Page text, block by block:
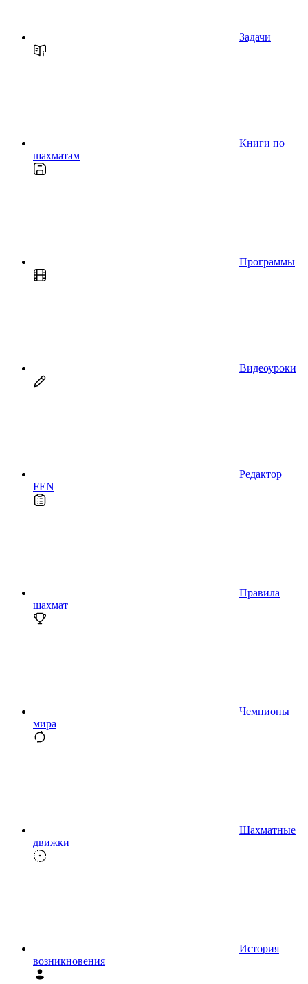
Задачи
Книги по
шахматам
Программы
Видеоуроки
Редактор
FEN
Правила
шахмат
Чемпионы
мира
Шахматные
движки
История
возникновения